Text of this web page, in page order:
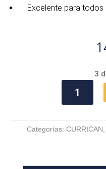
Excelente para
3
ARTIFICIAL
80
G
Categorías: CURRICAN